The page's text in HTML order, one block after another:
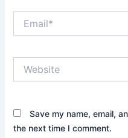
Save my name, email,
the next time I comment.